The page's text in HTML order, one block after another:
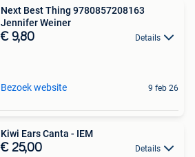
Next Best Thing 9780857208163
Jennifer Weiner
€ 9,80 Details
Bezoek website 9 feb 26
Kiwi Ears Canta - IEM
€ 25,00 Details